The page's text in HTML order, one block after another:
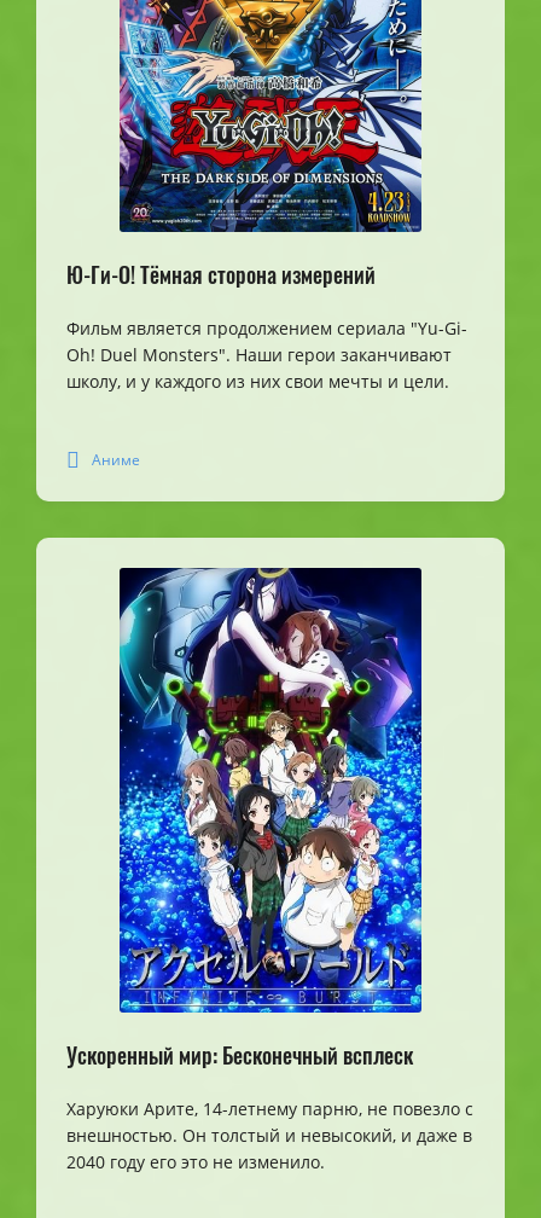
Ю-Ги-О! Тёмная сторона измерений
Фильм является продолжением сериала "Yu-Gi-
Oh! Duel Monsters". Наши герои заканчивают
школу, и у каждого из них свои мечты и цели.
Аниме
Ускоренный мир: Бесконечный всплеск
Харуюки Арите, 14-летнему парню, не повезло с
внешностью. Он толстый и невысокий, и даже в
2040 году его это не изменило.